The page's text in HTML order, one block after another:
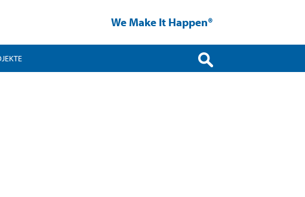
We Make It Happen®